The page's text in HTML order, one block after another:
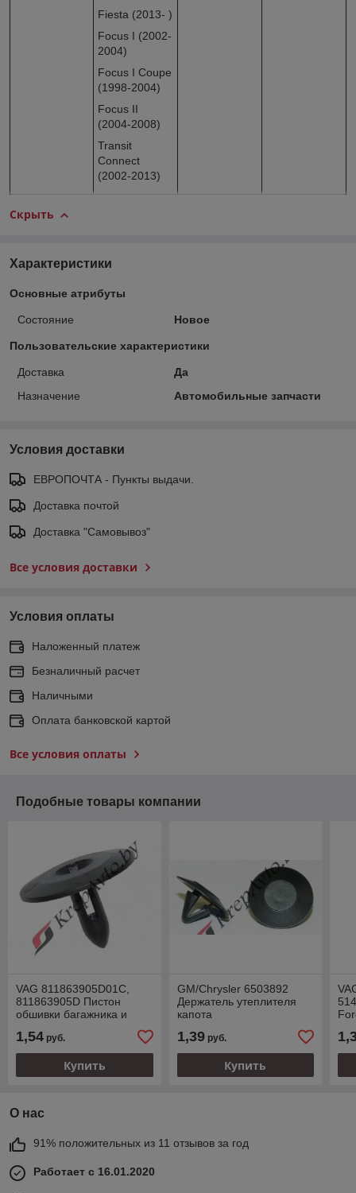
Fiesta (2013- )
Focus I (2002-
2004)
Focus I Coupe
(1998-2004)
Focus II
(2004-2008)
Transit
Connect
(2002-2013)
Скрыть
Характеристики
Основные атрибуты
Состояние Новое
Пользовательские характеристики
Доставка
Да
Назначение
Автомобильные запчасти
Условия доставки
ЕВРОПОЧТА - Пункты выдачи.
Доставка почтой
Доставка "Самовывоз"
Все условия доставки
Условия оплаты
Наложенный платеж
Безналичный расчет
Наличными
Оплата банковской картой
Все условия оплаты
Подобные товары компании
VAG 811863905D01C,
811863905D Пистон
обшивки багажника и
1,54 руб.
Купить
GM/Chrysler 6503892
Держатель утеплителя
капота
1,39руб.
Купить
О нас
91% положительных из 11 отзывов за год
Работает с 16.01.2020